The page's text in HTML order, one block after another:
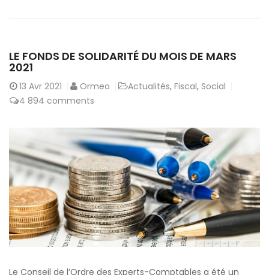
LE FONDS DE SOLIDARITÉ DU MOIS DE MARS
2021
13 Avr 2021 Ormeo Actualités, Fiscal, Social
4 894 comments
Le Conseil de l’Ordre des Experts-Comptables a été un